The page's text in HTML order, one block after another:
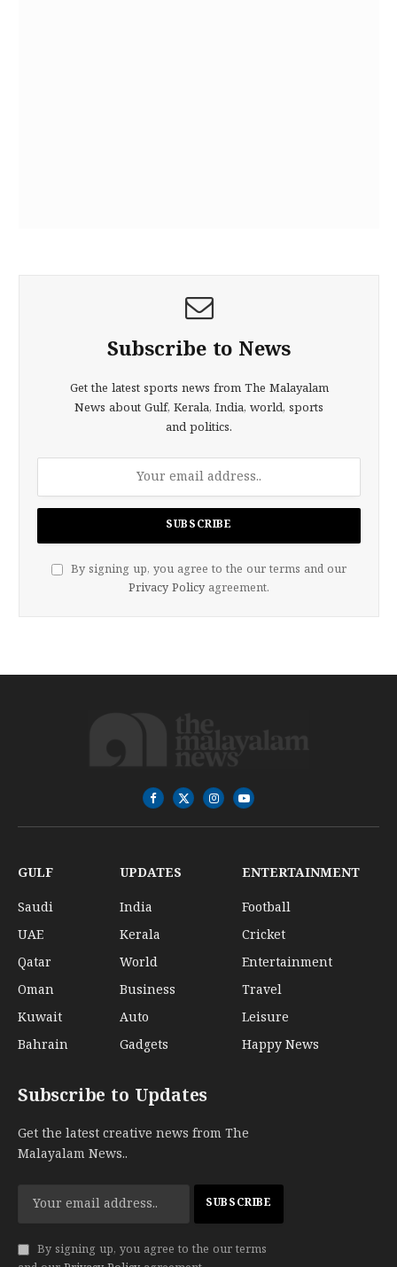
Subscribe to News
Get the latest sports news from The Malayalam
News about Gulf, Kerala, India, world, sports
and politics.
By signing up, you agree to the our terms and our
Privacy Policy agreement.
Facebook
X
(Twitter)
InstagramYouTube
GULF
Saudi
UAE
Qatar
Oman
Kuwait
Bahrain
UPDATES
India
Kerala
World
Business
Auto
Gadgets
ENTERTAINMENT
Football
Cricket
Entertainment
Travel
Leisure
Happy News
Subscribe to Updates
Get the latest creative news from The
Malayalam News..
By signing up, you agree to the our terms